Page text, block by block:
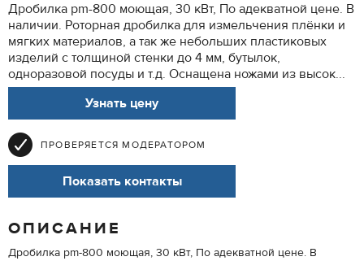
Дробилка pm-800 моющая, 30 кВт, По адекватной цене. В
наличии. Роторная дробилка для измельчения плёнки и
мягких материалов, а так же небольших пластиковых
изделий с толщиной стенки до 4 мм, бутылок,
одноразовой посуды и т.д. Оснащена ножами из высок...
Узнать цену
ПРОВЕРЯЕТСЯ МОДЕРАТОРОМ
Показать контакты
ОПИСАНИЕ
Дробилка pm-800 моющая, 30 кВт, По адекватной цене. В